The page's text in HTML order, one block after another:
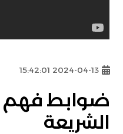
2024-04-13 15:42:01
ضوابط
الشريعة